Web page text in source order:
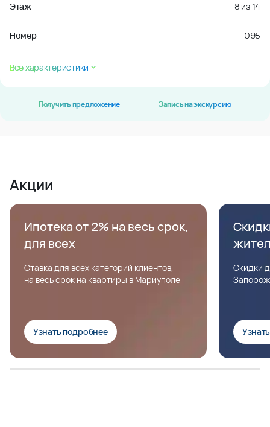
Этаж 8 из14
Номер 095
Все характеристики
Получить предложение Запись на экскурсию
Акции
Ипотека от 2% на весь срок,
для всех
Ставка для всех категорий клиентов,
на весь срок на квартиры в Мариуполе
Узнать подробнее
Скидки